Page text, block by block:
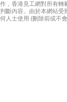
，香港見工網對所有
斷內容。由於本網站
人士使用 (刪除前或